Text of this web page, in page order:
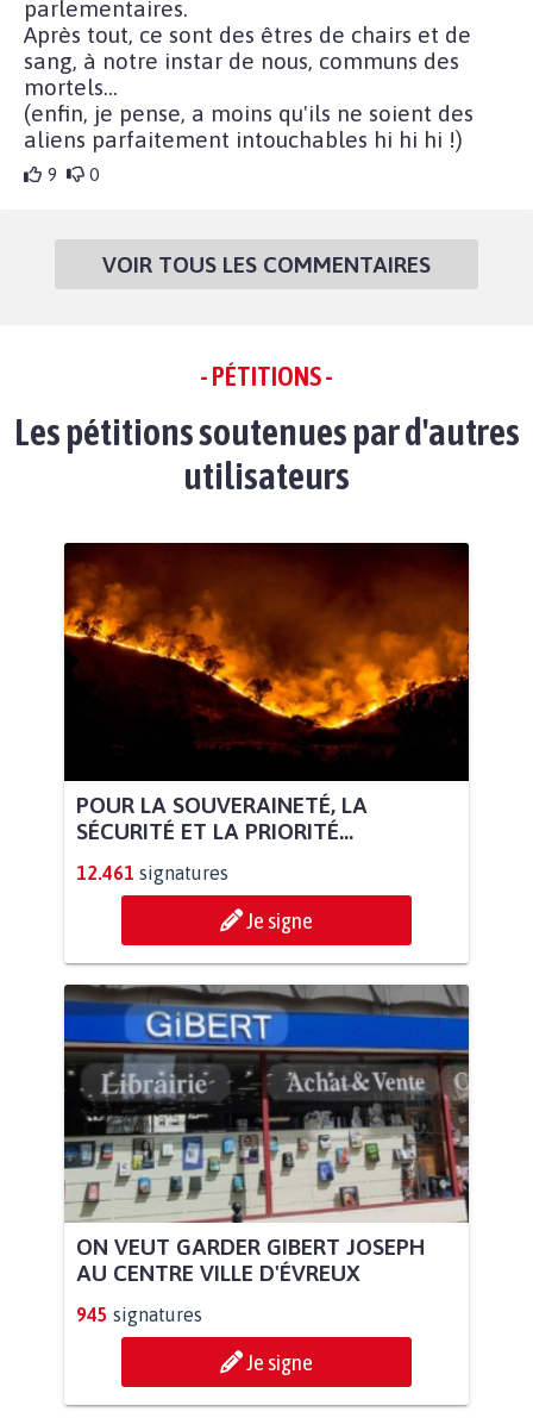
parlementaires.
Après tout, ce sont des êtres de chairs et de
sang, à notre instar de nous, communs des
mortels...
(enfin, je pense, a moins qu'ils ne soient des
aliens parfaitement intouchables hi hi hi !)
9 0
VOIR TOUS LES COMMENTAIRES
- PÉTITIONS -
Les pétitions soutenues par d'autres
utilisateurs
POUR LA SOUVERAINETÉ, LA
SÉCURITÉ ET LA PRIORITÉ...
12.461 signatures
Je signe
ON VEUT GARDER GIBERT JOSEPH
AU CENTRE VILLE D'ÉVREUX
945 signatures
Je signe